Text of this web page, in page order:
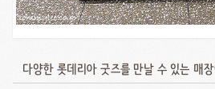
다양한 롯데리아 굿즈를 만날 수 있는 매